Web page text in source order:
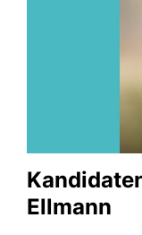
Ellmann